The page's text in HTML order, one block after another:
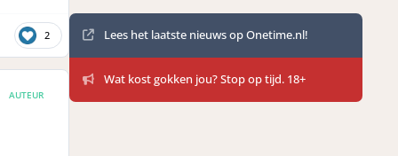
2
AUTEUR
Mededelingen
Lees het laatste nieuws op Onetime.nl!
Wat kost gokken jou? Stop op tijd. 18+